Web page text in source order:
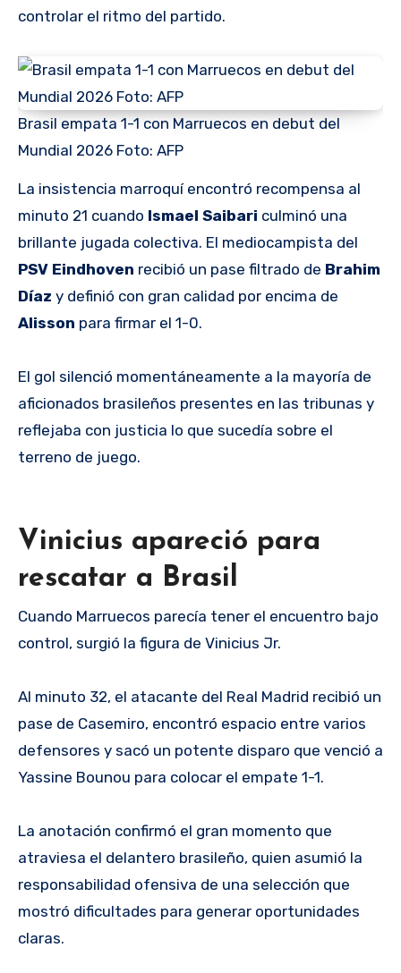
controlar el ritmo del partido.
Brasil empata 1-1 con Marruecos en debut del
Mundial 2026 Foto: AFP
La insistencia marroquí encontró recompensa al
minuto 21 cuando Ismael Saibari culminó una
brillante jugada colectiva. El mediocampista del
PSV Eindhoven recibió un pase filtrado de Brahim
Díaz y definió con gran calidad por encima de
Alisson para firmar el 1-0.
El gol silenció momentáneamente a la mayoría de
aficionados brasileños presentes en las tribunas y
reflejaba con justicia lo que sucedía sobre el
terreno de juego.
Vinicius apareció para
rescatar a Brasil
Cuando Marruecos parecía tener el encuentro bajo
control, surgió la figura de Vinicius Jr.
Al minuto 32, el atacante del Real Madrid recibió un
pase de Casemiro, encontró espacio entre varios
defensores y sacó un potente disparo que venció a
Yassine Bounou para colocar el empate 1-1.
La anotación confirmó el gran momento que
atraviesa el delantero brasileño, quien asumió la
responsabilidad ofensiva de una selección que
mostró dificultades para generar oportunidades
claras.